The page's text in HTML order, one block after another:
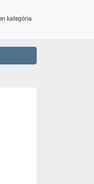
kategória